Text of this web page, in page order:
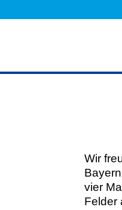
Wir
vier
Felder